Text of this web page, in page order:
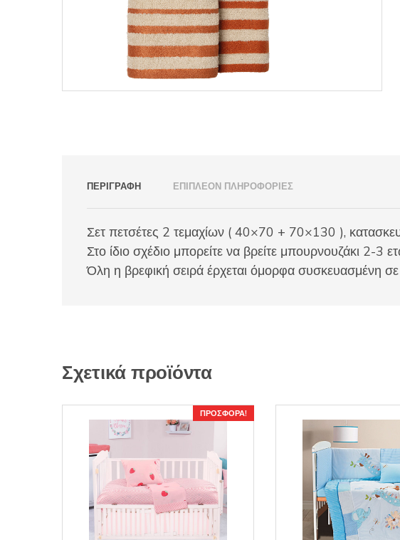
ΠΕΡΙΓΡΑΦΉ ΕΠΙΠΛΈΟΝ ΠΛΗΡΟΦΟΡΊΕΣ
Σετ πετσέτες 2 τεμαχίων ( 40×70 + 70×130 ),
Στο ίδιο σχέδιο μπορείτε να βρείτε μπουρνουζάκι 2-3
Όλη η βρεφική σειρά έρχεται όμορφα συσκευασμένη
Σχετικά προϊόντα
ΠΡΟΣΦΟΡΆ!